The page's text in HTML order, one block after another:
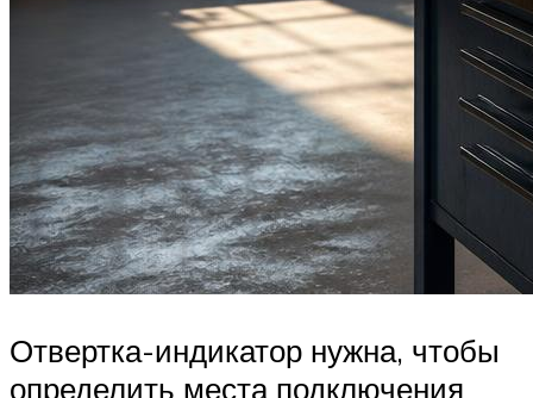
Отвертка-индикатор нужна, чтобы
определить места подключения